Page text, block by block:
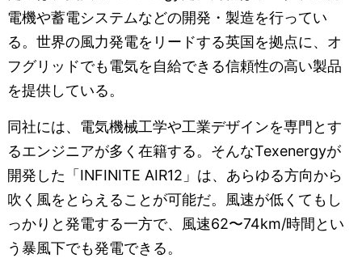
電機や蓄電システムなどの開発・製造を行ってい
る。世界の風力発電をリードする英国を拠点に、オ
フグリッドでも電気を自給できる信頼性の高い製品
を提供している。
同社には、電気機械工学や工業デザインを専門とす
るエンジニアが多く在籍する。そんなTexenergyが
開発した「INFINITE AIR12」は、あらゆる方向から
吹く風をとらえることが可能だ。風速が低くてもし
っかりと発電する一方で、風速62〜74km/時間とい
う暴風下でも発電できる。